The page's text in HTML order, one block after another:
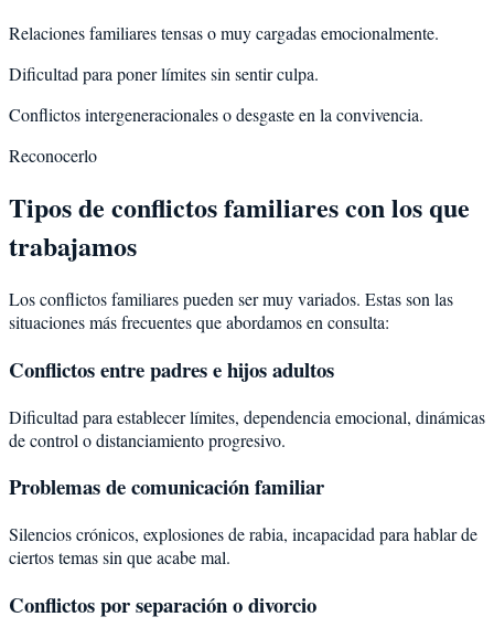
Relaciones familiares tensas o muy cargadas emocionalmente.
Dificultad para poner límites sin sentir culpa.
Conflictos intergeneracionales o desgaste en la convivencia.
Reconocerlo
Tipos de conflictos familiares con los que
trabajamos
Los conflictos familiares pueden ser muy variados. Estas son las
situaciones más frecuentes que abordamos en consulta:
Conflictos entre padres e hijos adultos
Dificultad para establecer límites, dependencia emocional, dinámicas
de control o distanciamiento progresivo.
Problemas de comunicación familiar
Silencios crónicos, explosiones de rabia, incapacidad para hablar de
ciertos temas sin que acabe mal.
Conflictos por separación o divorcio